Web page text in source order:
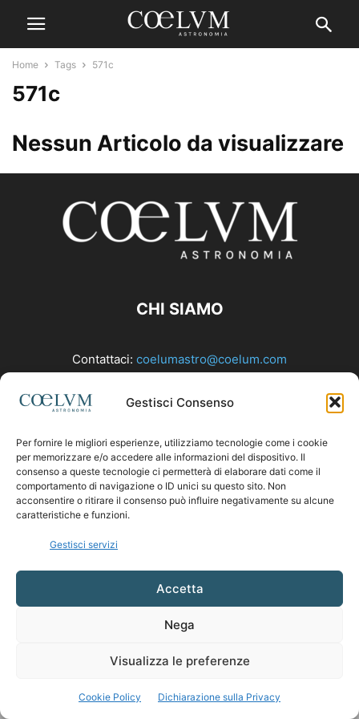
Gestisci Consenso
Per fornire le migliori esperienze, utilizziamo tecnologie come i cookie
per memorizzare e/o accedere alle informazioni del dispositivo. Il
consenso a queste tecnologie ci permetterà di elaborare dati come il
comportamento di navigazione o ID unici su questo sito. Non
acconsentire o ritirare il consenso può influire negativamente su alcune
caratteristiche e funzioni.
Gestisci servizi
Accetta
Nega
Visualizza le preferenze
Cookie Policy Dichiarazione sulla Privacy
Home Tags 571c
571c
Nessun Articolo da visualizzare
CHI SIAMO
Contattaci: coelumastro@coelum.com
SEGUICI